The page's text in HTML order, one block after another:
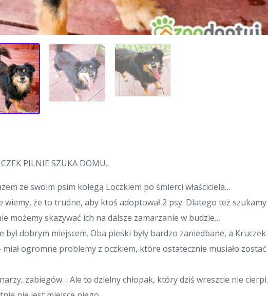
PILNIE SZUKA DOMU..
ze swoim psim kolegą Loczkiem po śmierci właściciela…
wiemy, że to trudne, aby ktoś adoptował 2 psy. Dlatego też szukamy
możemy skazywać ich na dalsze zamarzanie w budzie…
dobrym miejscem. Oba pieski były bardzo zaniedbane, a Kruczek
ogromne problemy z oczkiem, które ostatecznie musiało zostać
zabiegów… Ale to dzielny chłopak, który dziś wreszcie nie cierpi.